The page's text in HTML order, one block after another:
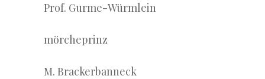
Prof. Gurme-Würmlein
mörcheprinz
M. Brackerbanneck